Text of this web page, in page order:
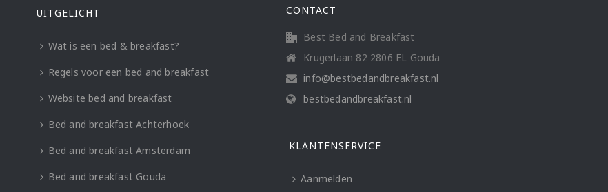
UITGELICHT
Wat is een bed & breakfast?
Regels voor een bed and breakfast
Website bed and breakfast
Bed and breakfast Achterhoek
Bed and breakfast Amsterdam
Bed and breakfast Gouda
CONTACT
Best Bed and Breakfast
Krugerlaan 82 2806 EL Gouda
info@bestbedandbreakfast.nl
bestbedandbreakfast.nl
KLANTENSERVICE
Aanmelden